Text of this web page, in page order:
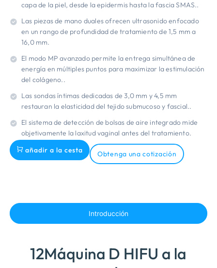
capa de la piel, desde la epidermis hasta la fascia SMAS..
Las piezas de mano duales ofrecen ultrasonido enfocado
en un rango de profundidad de tratamiento de 1,5 mm a
16,0 mm.
El modo MP avanzado permite la entrega simultánea de
energía en múltiples puntos para maximizar la estimulación
del colágeno..
Las sondas íntimas dedicadas de 3,0 mm y 4,5 mm
restauran la elasticidad del tejido submucoso y fascial..
El sistema de detección de bolsas de aire integrado mide
objetivamente la laxitud vaginal antes del tratamiento.
añadir a la cesta
Obtenga una cotización
Introducción
12Máquina D HIFU a la